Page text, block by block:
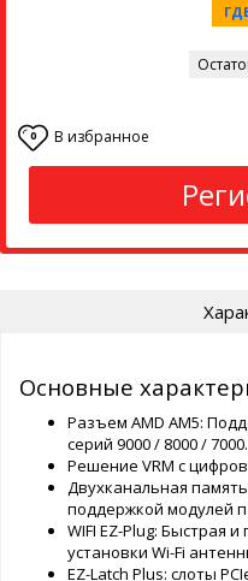
0 В избранное
Основные
Разъем AMD AM5:
серий 9000 / 8000 / 7000.
Решение VRM с
Двухканальная память
поддержкой модулей
WIFI EZ-Plug: Быстрая
установки Wi-Fi
EZ-Latch Plus: слоты